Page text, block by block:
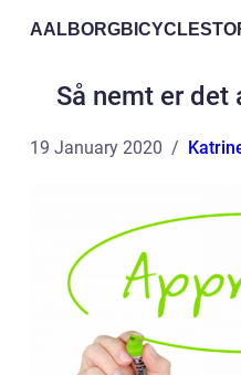
Så nemt er det
19 January 2020